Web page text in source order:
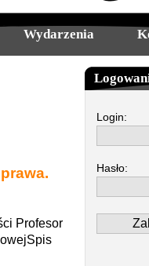
Wydarzenia
Profesor
Login:
Hasło: